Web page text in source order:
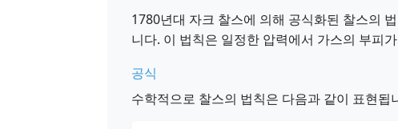
1780년대 자크 찰스에 의해 공식화된 찰스의
니다. 이 법칙은 일정한 압력에서 가스의 부피
공식
수학적으로 찰스의 법칙은 다음과 같이 표현됩